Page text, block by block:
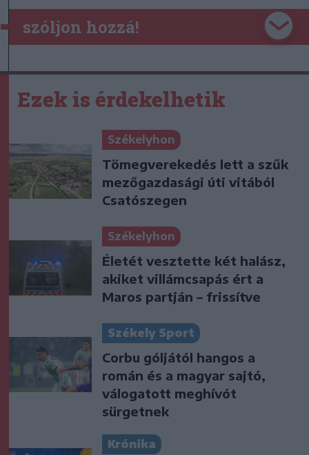
szóljon hozzá!
Ezek is érdekelhetik
Székelyhon
Tömegverekedés lett a szűk
mezőgazdasági úti vitából
Csatószegen
Székelyhon
Életét vesztette két halász,
akiket villámcsapás ért a
Maros partján – frissítve
Székely Sport
Corbu góljától hangos a
román és a magyar sajtó,
válogatott meghívót
sürgetnek
Krónika